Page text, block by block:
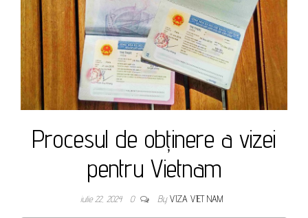
Procesul de obținere a vizei
pentru Vietnam
iulie 22, 2024 0 By VIZA VIET NAM